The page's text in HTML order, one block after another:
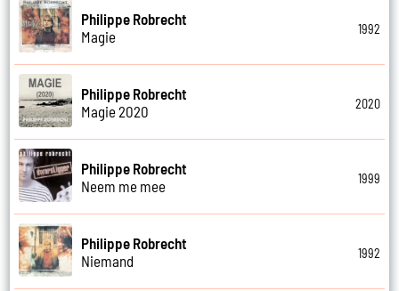
Philippe Robrecht
Magie
1992
Philippe Robrecht
Magie 2020
2020
Philippe Robrecht
Neem me mee
1999
Philippe Robrecht
Niemand
1992